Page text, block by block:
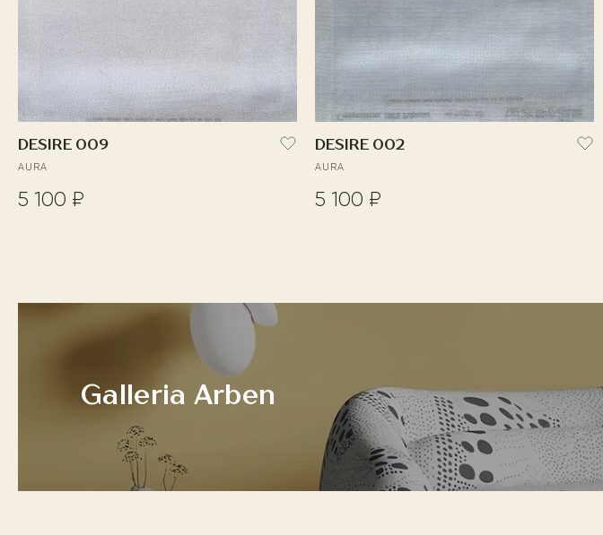
DESIRE 009
AURA
5 100 ₽
DESIRE 002
AURA
5 100 ₽
Galleria Arben